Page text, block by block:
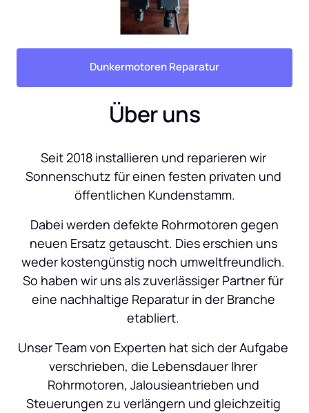
Dunkermotoren Reparatur
Über uns
Seit 2018 installieren und reparieren wir
Sonnenschutz für einen festen privaten und
öffentlichen Kundenstamm.
neuen Ersatz getauscht. Dies erschien uns
weder kostengünstig noch umweltfreundlich.
So haben wir uns als zuverlässiger Partner für
eine nachhaltige Reparatur in der Branche
etabliert.
Unser Team von Experten hat sich der Aufgabe
verschrieben, die Lebensdauer Ihrer
Rohrmotoren, Jalousieantrieben und
Steuerungen zu verlängern und gleichzeitig